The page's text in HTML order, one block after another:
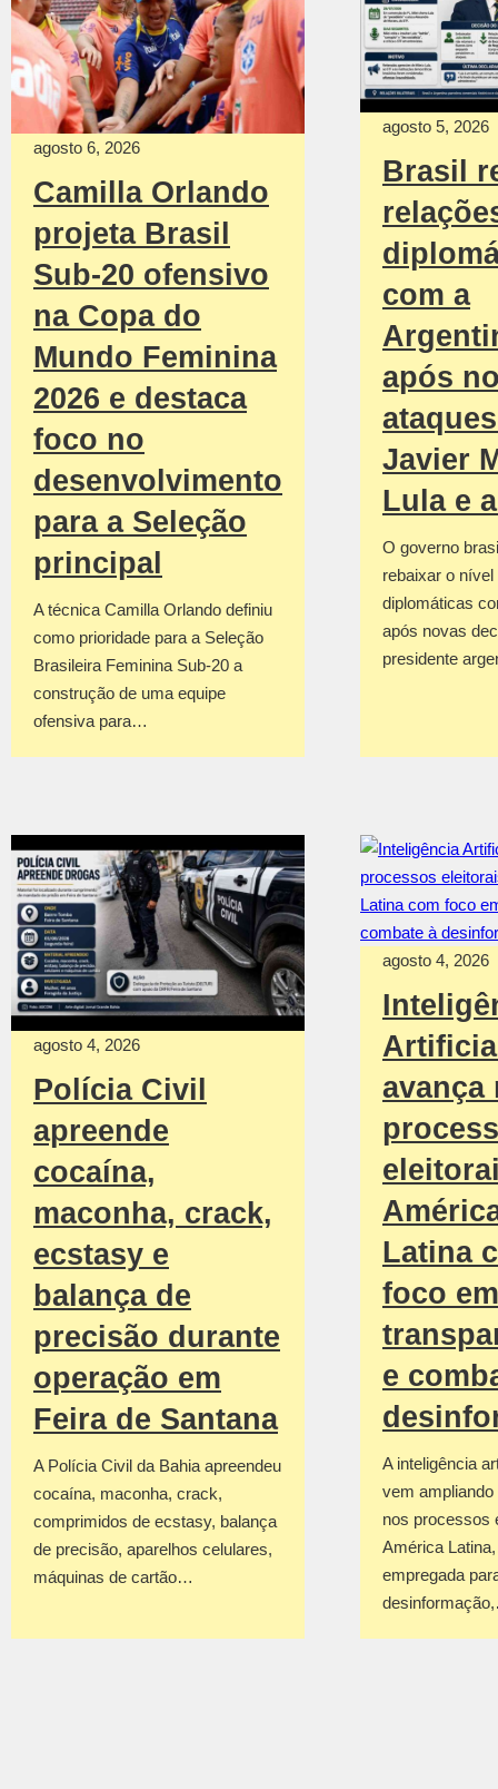
agosto 6, 2026
Camilla Orlando
projeta Brasil
Sub-20 ofensivo
na Copa do
Mundo Feminina
2026 e destaca
foco no
desenvolvimento
para a Seleção
principal
A técnica Camilla Orlando definiu
como prioridade para a Seleção
Brasileira Feminina Sub-20 a
construção de uma equipe
ofensiva para…
agosto 5, 2026
Brasil
com a
após
Javier
Lula e
O governo
rebaixar o
diplomáticas
após novas
presidente
agosto 4, 2026
Polícia Civil
apreende
cocaína,
maconha, crack,
ecstasy e
balança de
precisão durante
operação em
Feira de Santana
A Polícia Civil da Bahia apreendeu
cocaína, maconha, crack,
comprimidos de ecstasy, balança
de precisão, aparelhos celulares,
máquinas de cartão…
agosto 4, 2026
avança
Latina
foco em
e
A inteligência
vem
nos processos
América
empregada